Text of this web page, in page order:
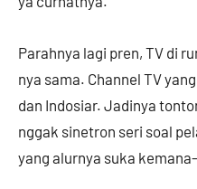
Parahnya lagi pren, TV di
nya sama. Channel TV
dan Indosiar. Jadinya
nggak sinetron seri soal
yang alurnya suka